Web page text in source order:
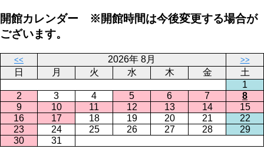
開館カレンダー ※開館時間は今後変更する場合が
ございます。
<< 2026年 8月 >>
日 月 火 水 木 金
土
1
2
3 4 5 6 7
8
9
10 11 12 13 14
15
16
17 18 19 20 21
22
23
24 25 26 27 28
29
30
31